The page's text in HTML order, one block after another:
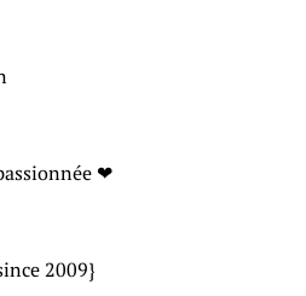
❤
2009}